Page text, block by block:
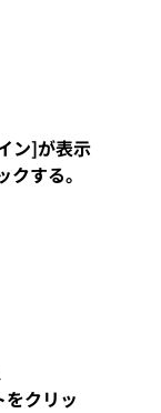
ン]が表示
する。
クリッ